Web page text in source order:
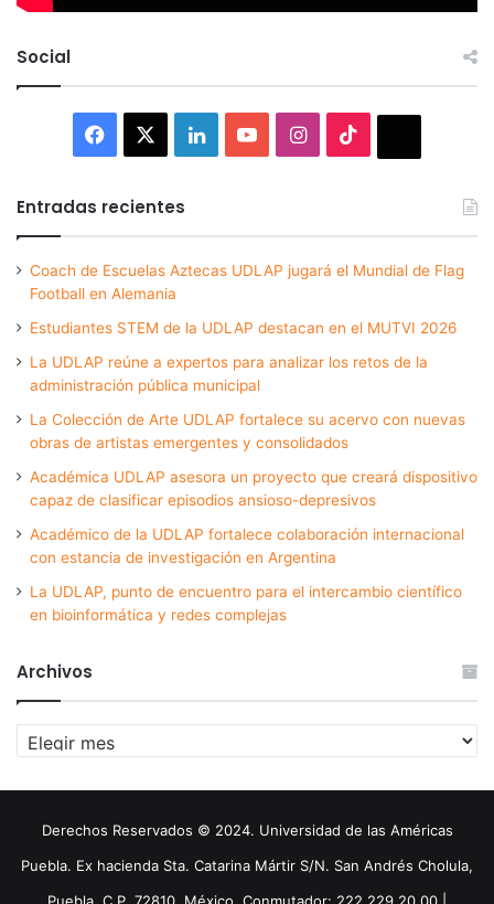
Social
Facebook LinkedInYouTubeInstagram
Entradas recientes
Coach de Escuelas Aztecas UDLAP jugará el Mundial de Flag
Football en Alemania
Estudiantes STEM de la UDLAP destacan en el MUTVI 2026
La UDLAP reúne a expertos para analizar los retos de la
administración pública municipal
La Colección de Arte UDLAP fortalece su acervo con nuevas
obras de artistas emergentes y consolidados
Académica UDLAP asesora un proyecto que creará dispositivo
capaz de clasificar episodios ansioso-depresivos
Académico de la UDLAP fortalece colaboración internacional
con estancia de investigación en Argentina
La UDLAP, punto de encuentro para el intercambio científico
en bioinformática y redes complejas
Archivos
Archivos
Derechos Reservados © 2024. Universidad de las Américas
Puebla. Ex hacienda Sta. Catarina Mártir S/N. San Andrés Cholula,